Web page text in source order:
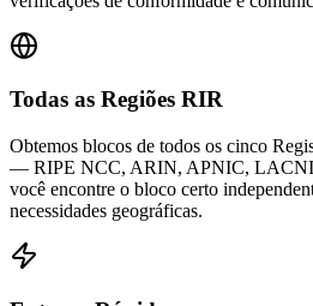
Todas as Regiões RIR
Obtemos blocos de todos os cinco
— RIPE NCC, ARIN, APNIC,
você encontre o bloco certo
necessidades geográficas.